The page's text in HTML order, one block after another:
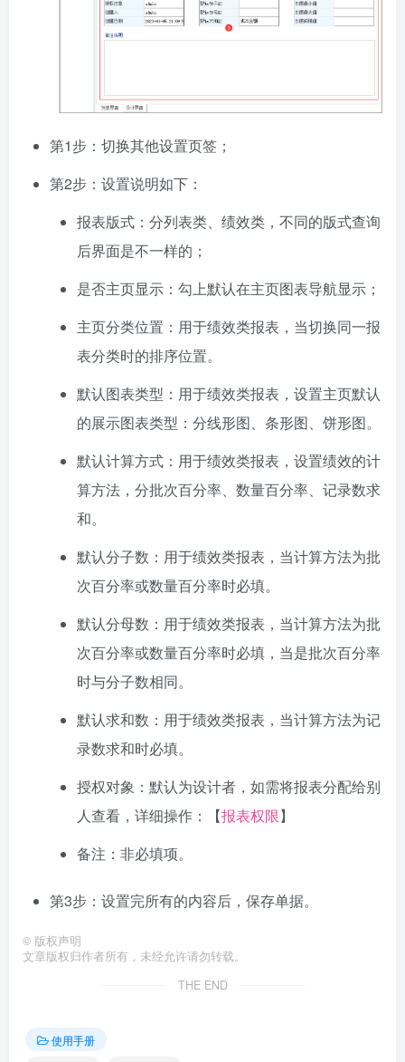
第1步：切换其他设置页签；
第2步：设置说明如下：
报表版式：分列表类、绩效类，不同的版式查询
后界面是不一样的；
是否主页显示：勾上默认在主页图表导航显示；
主页分类位置：用于绩效类报表，当切换同一报
表分类时的排序位置。
默认图表类型：用于绩效类报表，设置主页默认
的展示图表类型：分线形图、条形图、饼形图。
默认计算方式：用于绩效类报表，设置绩效的计
算方法，分批次百分率、数量百分率、记录数求
和。
默认分子数：用于绩效类报表，当计算方法为批
次百分率或数量百分率时必填。
默认分母数：用于绩效类报表，当计算方法为批
次百分率或数量百分率时必填，当是批次百分率
时与分子数相同。
默认求和数：用于绩效类报表，当计算方法为记
录数求和时必填。
授权对象：默认为设计者，如需将报表分配给别
人查看，详细操作：【报表权限】
备注：非必填项。
第3步：设置完所有的内容后，保存单据。
© 版权声明
文章版权归作者所有，未经允许请勿转载。
THE END
使用手册